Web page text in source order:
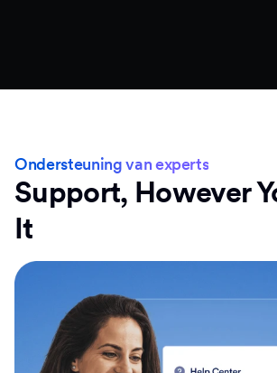
Ondersteuning van experts
Support, However
It